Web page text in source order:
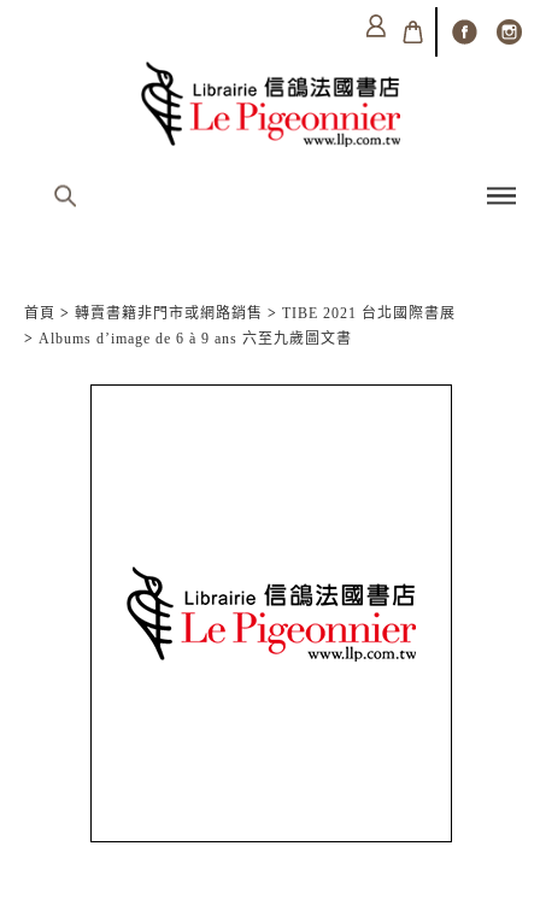
首頁 > 轉賣書籍非門市或網路銷售 > TIBE 2021 台北國際書展
> Albums d’image de 6 à 9 ans 六至九歲圖文書